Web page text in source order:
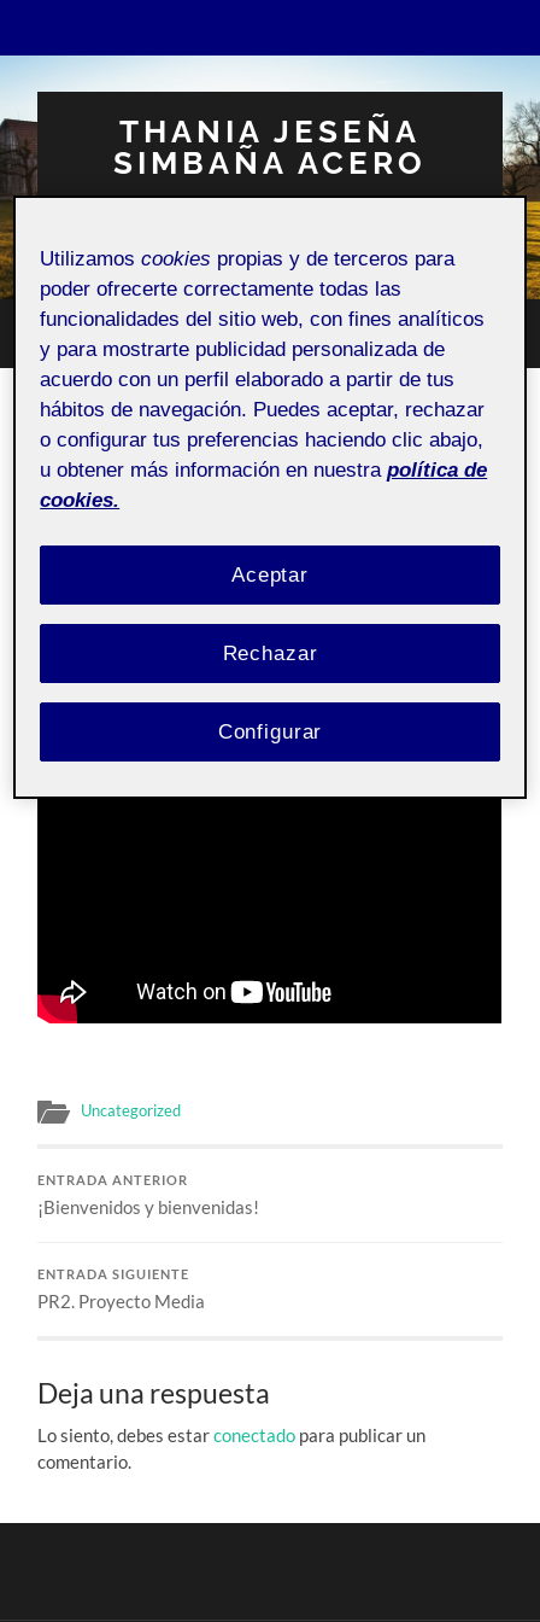
THANIA JESEÑA
SIMBAÑA ACERO
Alternar
el
menú
móvil
Pour one more, please!
24 MARZO, 2024 / SIN COMENTARIOS
Pública
Uncategorized
ENTRADA ANTERIOR
¡Bienvenidos y bienvenidas!
ENTRADA SIGUIENTE
PR2. Proyecto Media
Deja una respuesta
Lo siento, debes estarconectado para publicar un
comentario.
Utilizamoscookies propias y de terceros para
poder ofrecerte correctamente todas las
funcionalidades del sitio web, con fines analíticos
y para mostrarte publicidad personalizada de
acuerdo con un perfil elaborado a partir de tus
hábitos de navegación. Puedes aceptar, rechazar
o configurar tus preferencias haciendo clic abajo,
u obtener más información en nuestra política de
cookies.
Rechazar
Aceptar
Configurar